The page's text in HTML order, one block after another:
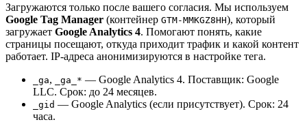
Загружаются только после вашего согласия. Мы используем
Google Tag Manager (контейнер GTM-MMKGZ8HH), который
загружает Google Analytics 4. Помогают понять, какие
страницы посещают, откуда приходит трафик и какой контент
работает. IP-адреса анонимизируются в настройке тега.
_ga, _ga_* — Google Analytics 4. Поставщик: Google
LLC. Срок: до 24 месяцев.
_gid — Google Analytics (если присутствует). Срок: 24
часа.